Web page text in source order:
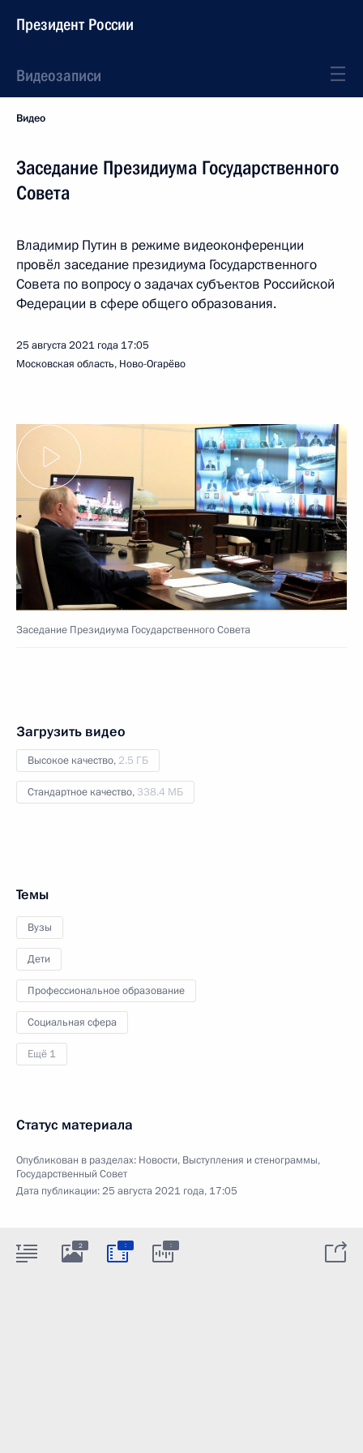
Президент России
Видеозаписи
Видео
Заседание Президиума Государственного
Совета
Владимир Путин в режиме видеоконференции
провёл заседание президиума Государственного
Совета по вопросу о задачах субъектов Российской
Федерации в сфере общего образования.
25 августа 2021 года 17:05
Московская область, Ново-Огарёво
Заседание Президиума Государственного Совета
Загрузить видео
Высокое качество, 2.5 ГБ
Стандартное качество, 338.4 МБ
Темы
Вузы
Дети
Профессиональное образование
Социальная сфера
Ещё 1
Статус материала
Опубликован в разделах: Новости, Выступления и стенограммы,
Государственный Совет
Дата публикации:25 августа 2021 года, 17:05
2 : :